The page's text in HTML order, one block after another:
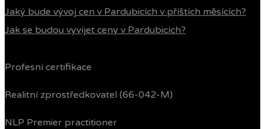
Jaký bude vývoj cen v Pardubicích v příštích měsících?
Jak se budou vyvíjet ceny v Pardubicích?
Profesní certifikace
Realitní zprostředkovatel (66-042-M)
NLP Premier practitioner